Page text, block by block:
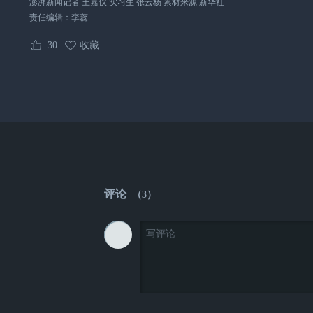
澎湃新闻记者 王嘉仪 实习生 张云杨 素材来源 新华社
责任编辑： 李蕊
30 收藏
评论 （3）